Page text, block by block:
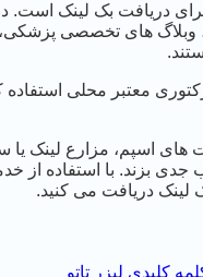
دریافت بک لینک است.
وبلاگ های تخصصی
معتبر محلی استفاده
اسپم، مزارع لینک یا
جدی بزند. با استفاده از
لینک دریافت می کنید.